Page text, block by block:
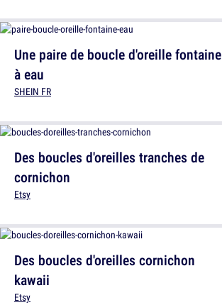
Une paire de boucle d'oreille fontaine
à eau
SHEIN FR
Des boucles d'oreilles cornichon
kawaii
Etsy
Des boucles d'oreilles tranches de
cornichon
Etsy